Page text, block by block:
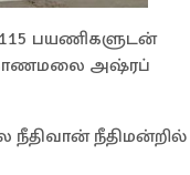
115 பயணிகளுடன்
அஷ்ரப்
நீதிமன்றில்